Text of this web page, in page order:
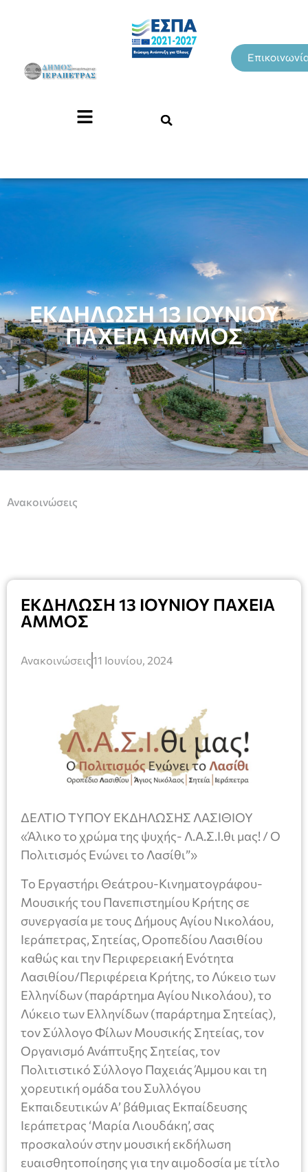
ΕΚΔΗΛΩΣΗ 13 ΙΟΥΝΙΟΥ
ΠΑΧΕΙΑ ΑΜΜΟΣ
Ανακοινώσεις
ΕΚΔΗΛΩΣΗ 13 ΙΟΥΝΙΟΥ ΠΑΧΕΙΑ
ΑΜΜΟΣ
Ανακοινώσεις11 Ιουνίου, 2024
ΔΕΛΤΙΟ ΤΥΠΟΥ ΕΚΔΗΛΩΣΗΣ ΛΑΣΙΘΙΟΥ
«Άλικο το χρώμα της ψυχής- Λ.Α.Σ.Ι.θι μας! / Ο
Πολιτισμός Ενώνει το Λασίθι”»
Το Εργαστήρι Θεάτρου-Κινηματογράφου-
Μουσικής του Πανεπιστημίου Κρήτης σε
συνεργασία με τους Δήμους Αγίου Νικολάου,
Ιεράπετρας, Σητείας, Οροπεδίου Λασιθίου
καθώς και την Περιφερειακή Ενότητα
Λασιθίου/Περιφέρεια Κρήτης, το Λύκειο των
Ελληνίδων (παράρτημα Αγίου Νικολάου), το
Λύκειο των Ελληνίδων (παράρτημα Σητείας),
τον Σύλλογο Φίλων Μουσικής Σητείας, τον
Οργανισμό Ανάπτυξης Σητείας, τον
Πολιτιστικό Σύλλογο Παχειάς Άμμου και τη
χορευτική ομάδα του Συλλόγου
Εκπαιδευτικών Α’ βάθμιας Εκπαίδευσης
Ιεράπετρας ‘Μαρία Λιουδάκη’, σας
προσκαλούν στην μουσική εκδήλωση
ευαισθητοποίησης για την αιμοδοσία με τίτλο